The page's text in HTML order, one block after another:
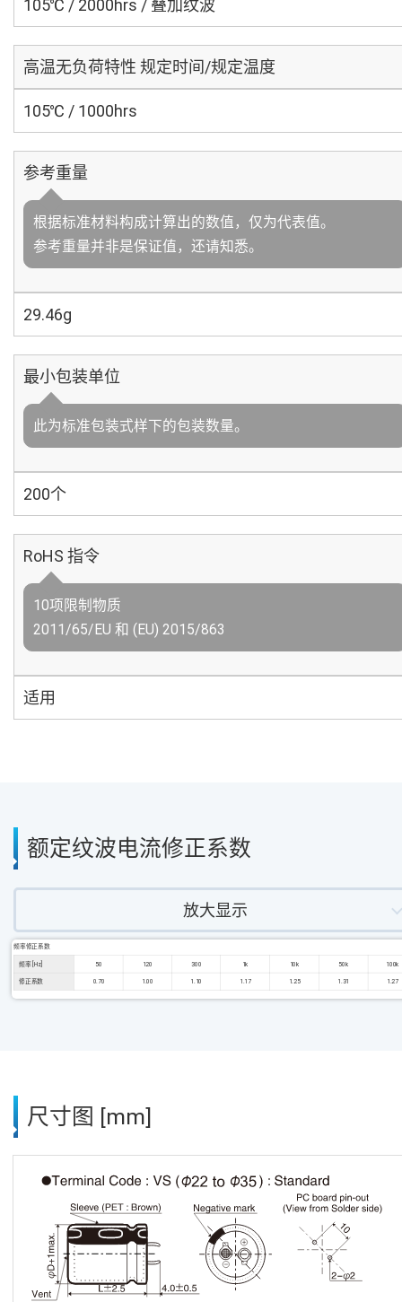
105℃ / 2000hrs / 叠加纹波
高温无负荷特性 规定时间/规定温度
105℃ / 1000hrs
参考重量
根据标准材料构成计算出的数值，仅为代表值。
参考重量并非是保证值，还请知悉。
29.46g
最小包装单位
此为标准包装式样下的包装数量。
200个
RoHS 指令
10项限制物质
2011/65/EU 和 (EU) 2015/863
适用
额定纹波电流修正系数
放大显示
频率修正系数
频率 [Hz] 50 120 300 1k 10k 50k 100k
修正系数 0.70 1.00 1.10 1.17 1.25 1.31 1.27
尺寸图 [mm]